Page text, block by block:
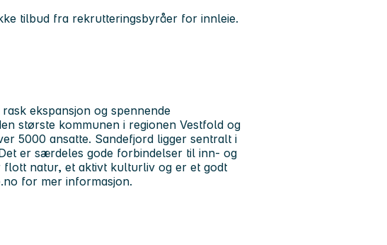
tilbud fra rekrutteringsbyråer for innleie.
ekspansjon og spennende
største kommunen i regionen Vestfold og
5000 ansatte. Sandefjord ligger sentralt i
er særdeles gode forbindelser til inn- og
natur, et aktivt kulturliv og er et godt
for mer informasjon.